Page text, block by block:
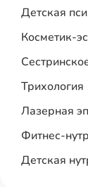
Детская
Косметик-
Трихология
Лазерная
Фитнес-
Детская